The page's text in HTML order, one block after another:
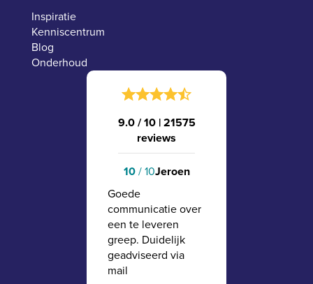
Inspiratie
Kenniscentrum
Blog
Onderhoud
9.0 / 10 |21575
reviews
10/ 10Jeroen
Goede
communicatie over
een te leveren
greep. Duidelijk
geadviseerd via
mail